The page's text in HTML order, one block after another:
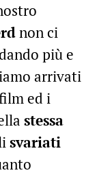
non ci
più e
arrivati
ed i
stessa
svariati